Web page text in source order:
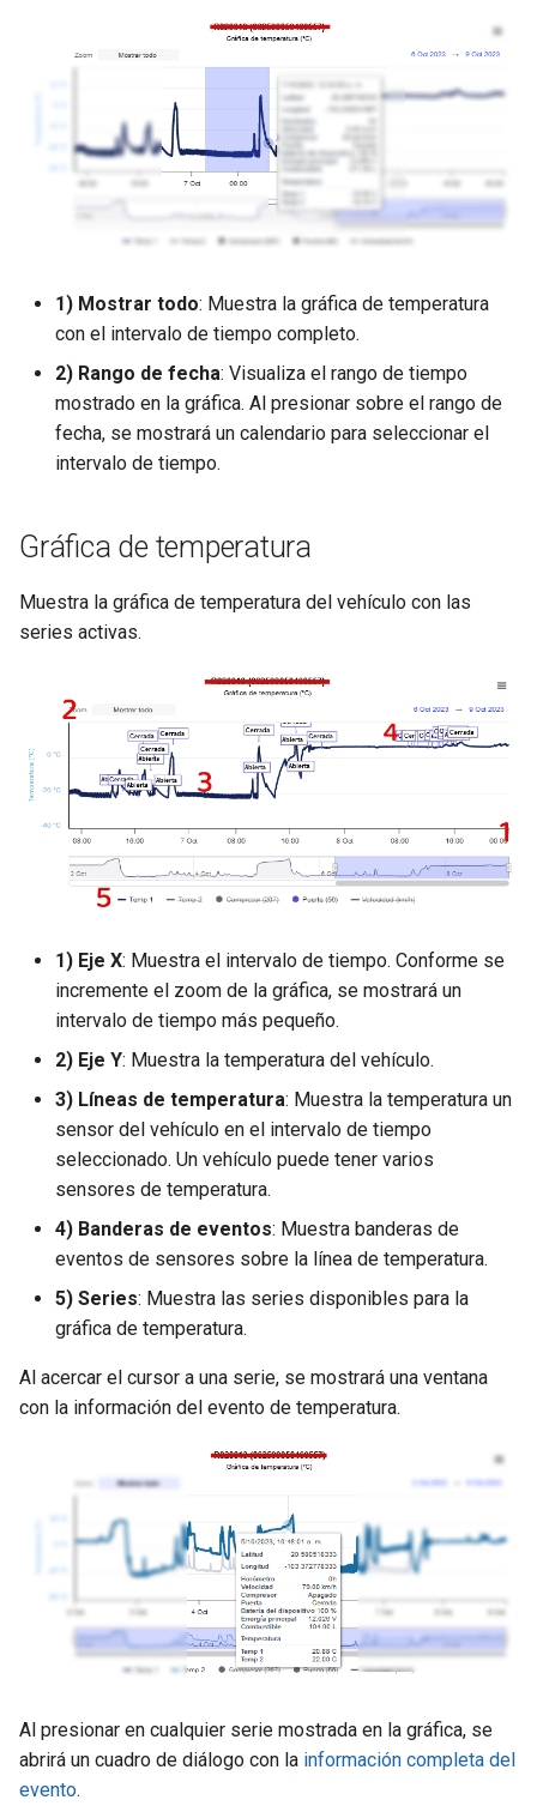
1) Mostrar todo: Muestra la gráfica de temperatura
con el intervalo de tiempo completo.
2) Rango de fecha: Visualiza el rango de tiempo
mostrado en la gráfica. Al presionar sobre el rango de
fecha, se mostrará un calendario para seleccionar el
intervalo de tiempo.
Gráfica de temperatura
Muestra la gráfica de temperatura del vehículo con las
series activas.
1) Eje X: Muestra el intervalo de tiempo. Conforme se
incremente el zoom de la gráfica, se mostrará un
intervalo de tiempo más pequeño.
2) Eje Y: Muestra la temperatura del vehículo.
3) Líneas de temperatura: Muestra la temperatura un
sensor del vehículo en el intervalo de tiempo
seleccionado. Un vehículo puede tener varios
sensores de temperatura.
4) Banderas de eventos: Muestra banderas de
eventos de sensores sobre la línea de temperatura.
5) Series: Muestra las series disponibles para la
gráfica de temperatura.
Al acercar el cursor a una serie, se mostrará una ventana
con la información del evento de temperatura.
Al presionar en cualquier serie mostrada en la gráfica, se
abrirá un cuadro de diálogo con la información completa del
evento.